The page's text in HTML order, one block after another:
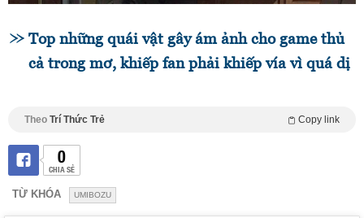
Top những quái vật gây ám ảnh cho game thủ
cả trong mơ, khiếp fan phải khiếp vía vì quá dị
Theo Trí Thức Trẻ Copy link
0
CHIA SẺ
TỪ KHÓA UMIBOZU